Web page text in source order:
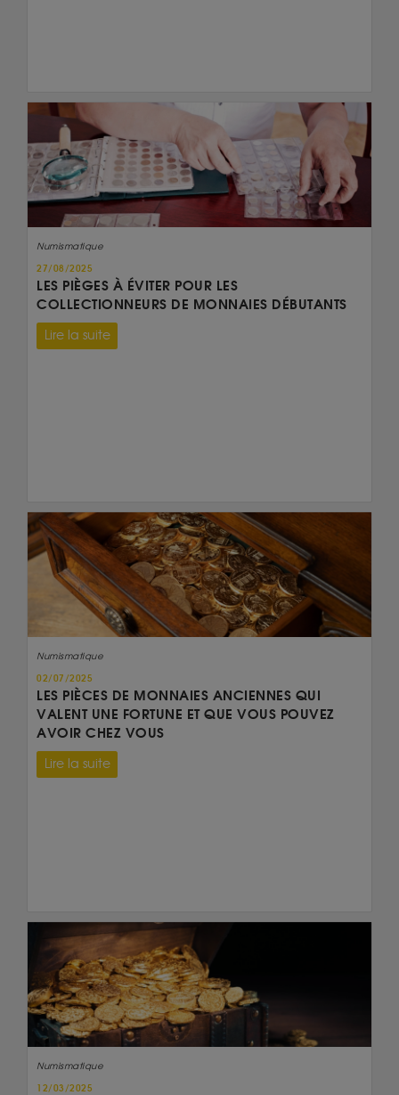
Numismatique
27/08/2025
LES PIÈGES À ÉVITER POUR LES
COLLECTIONNEURS DE MONNAIES DÉBUTANTS
Lire la suite
Numismatique
02/07/2025
LES PIÈCES DE MONNAIES ANCIENNES QUI
VALENT UNE FORTUNE ET QUE VOUS POUVEZ
AVOIR CHEZ VOUS
Lire la suite
Numismatique
12/03/2025